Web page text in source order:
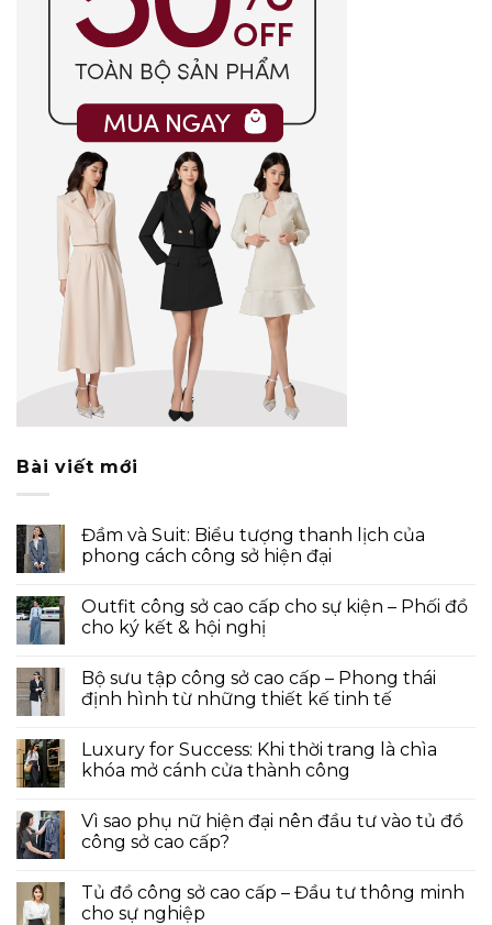
Bài viết mới
Đầm và Suit: Biểu tượng thanh lịch của
phong cách công sở hiện đại
Outfit công sở cao cấp cho sự kiện – Phối đồ
cho ký kết & hội nghị
Bộ sưu tập công sở cao cấp – Phong thái
định hình từ những thiết kế tinh tế
Luxury for Success: Khi thời trang là chìa
khóa mở cánh cửa thành công
Vì sao phụ nữ hiện đại nên đầu tư vào tủ đồ
công sở cao cấp?
Tủ đồ công sở cao cấp – Đầu tư thông minh
cho sự nghiệp